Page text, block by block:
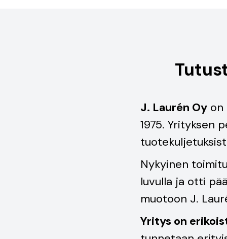
J. Laurén Oy on
1975. Yrityksen
Nykyinen
luvulla ja otti
muotoon J.
Yritys on